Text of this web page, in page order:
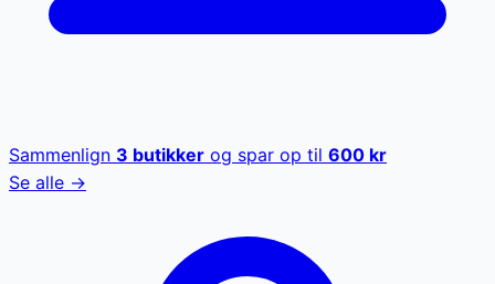
Sammenlign 3 butikker og spar op til 600 kr
Se alle →